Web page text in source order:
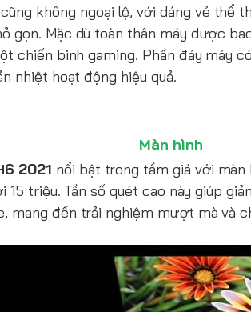
cũng không ngoại lệ, với dáng vẻ thể
gọn. Mặc dù toàn thân máy được
chiến binh gaming. Phần đáy máy
nhiệt hoạt động hiệu quả.
Màn hình
2021 nổi bật trong tầm giá với
triệu. Tần số quét cao này giúp
mang đến trải nghiệm mượt mà và